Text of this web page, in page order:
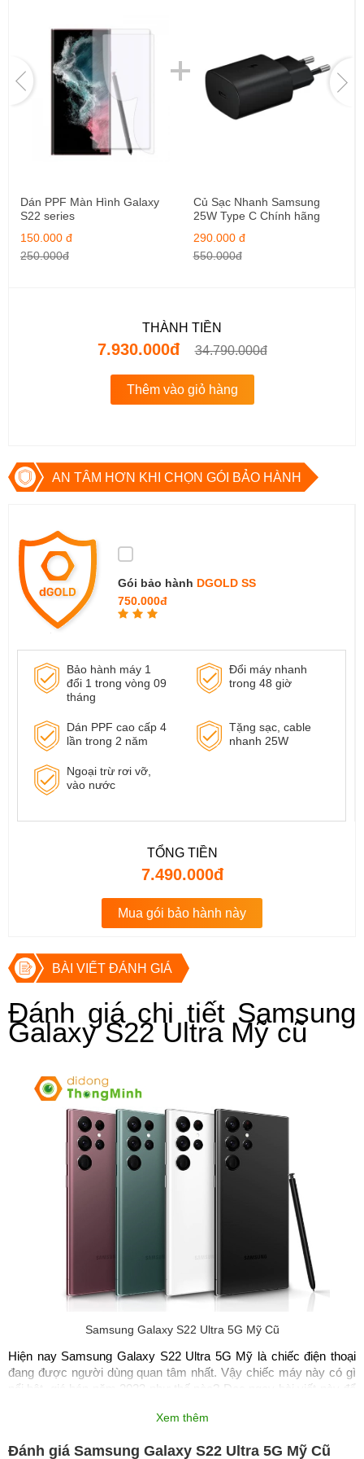
Dán PPF Màn Hình Galaxy
S22 series
150.000 đ
250.000đ
Củ Sạc Nhanh Samsung
25W Type C Chính hãng
290.000 đ
550.000đ
THÀNH TIỀN
7.930.000đ 34.790.000đ
Thêm vào giỏ hàng
AN TÂM HƠN KHI CHỌN GÓI BẢO HÀNH
Gói bảo hành DGOLD SS
750.000đ
Bảo hành máy 1
đổi 1 trong vòng 09
tháng
Đổi máy nhanh
trong 48 giờ
Dán PPF cao cấp 4
lần trong 2 năm
Tặng sạc, cable
nhanh 25W
Ngoại trừ rơi vỡ,
vào nước
TỔNG TIỀN
7.490.000đ
Mua gói bảo hành này
BÀI VIẾT ĐÁNH GIÁ
Đánh giá chi tiết Samsung
Galaxy S22 Ultra Mỹ cũ
Samsung Galaxy S22 Ultra 5G Mỹ Cũ
Hiện nay Samsung Galaxy S22 Ultra 5G Mỹ là chiếc điện thoại
đang được người dùng quan tâm nhất. Vậy chiếc máy này có gì
nổi bật, giá bán năm 2023 như thế nào? Đọc ngay bài viết này để
Giá bán Samsung Galaxy S22
Xem thêm
Đánh giá Samsung Galaxy S22 Ultra 5G Mỹ Cũ